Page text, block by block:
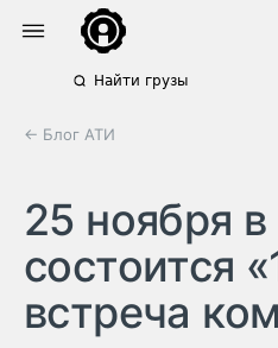
Найти грузы
← Блог АТИ
25 ноября
состоится
встреча